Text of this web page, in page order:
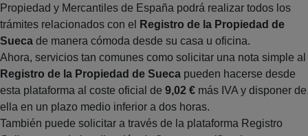
Propiedad y Mercantiles de España podrá realizar todos los
trámites relacionados con el
Registro de la Propiedad de
Sueca de manera cómoda desde su casa u oficina.
Ahora, servicios tan comunes como solicitar una nota simple al
Registro de la Propiedad de Sueca pueden hacerse desde
esta plataforma al coste oficial de 9,02 € más IVA y disponer de
ella en un plazo medio inferior a dos horas.
También puede solicitar a través de la plataforma Registro